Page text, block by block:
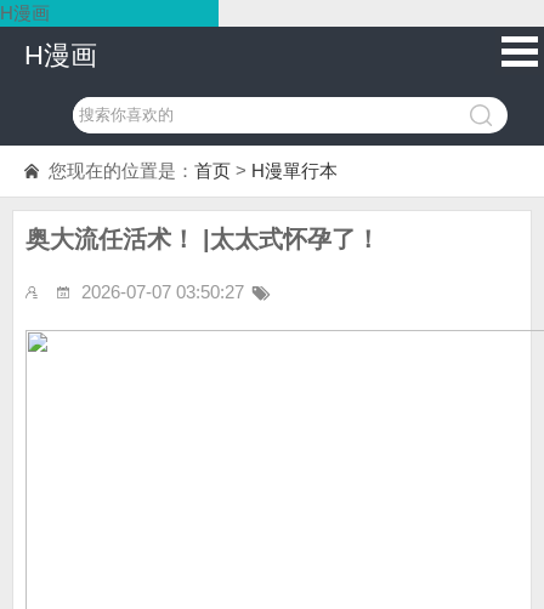
H漫画
H漫画
您现在的位置是： 首页 > H漫單行本
奥大流任活术！ |太太式怀孕了！
2026-07-07 03:50:27